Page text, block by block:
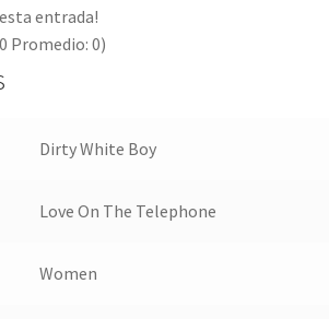
entrada!
0 Promedio:0)
Dirty White Boy
Love On The Telephone
Women